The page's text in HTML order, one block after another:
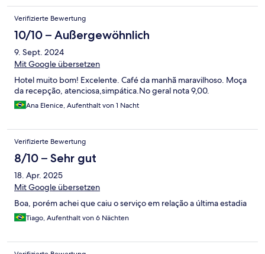
Verifizierte Bewertung
10/10 – Außergewöhnlich
9. Sept. 2024
Mit Google übersetzen
Hotel muito bom! Excelente. Café da manhã maravilhoso. Moça
da recepção, atenciosa,simpática.No geral nota 9,00.
Ana Elenice, Aufenthalt von 1 Nacht
Verifizierte Bewertung
8/10 – Sehr gut
18. Apr. 2025
Mit Google übersetzen
Boa, porém achei que caiu o serviço em relação a última estadia
Tiago, Aufenthalt von 6 Nächten